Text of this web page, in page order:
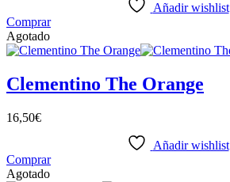
Añadir wishlist
Comprar
Agotado
Clementino The Orange
16,50€
Añadir wishlist
Comprar
Agotado